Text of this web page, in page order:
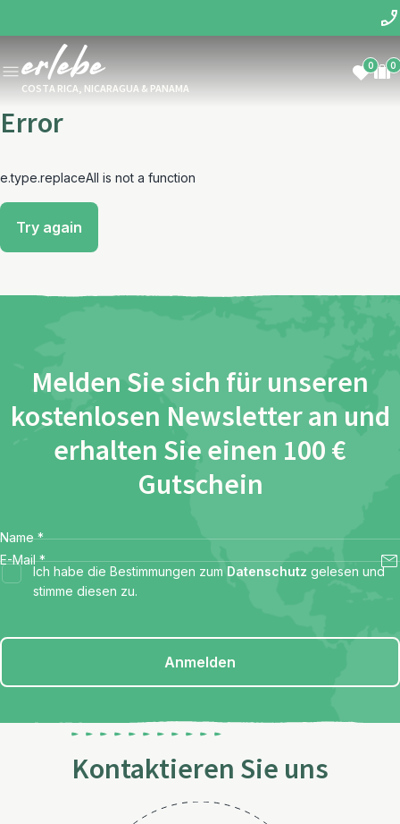
COSTA RICA, NICARAGUA & PANAMA
0 0
Error
e.type.replaceAll is not a function
Try again
Melden Sie sich für unseren
kostenlosen Newsletter an und
erhalten Sie einen 100 €
Gutschein
Name *
E-Mail *
Ich habe die Bestimmungen zum Datenschutz gelesen und
stimme diesen zu.
Anmelden
Kontaktieren Sie uns